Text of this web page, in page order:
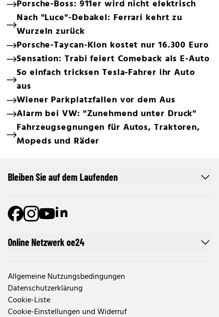
Porsche-Boss: 911er wird nicht elektrisch
Nach "Luce"-Debakel: Ferrari kehrt zu
Wurzeln zurück
Porsche-Taycan-Klon kostet nur 16.300 Euro
Sensation: Trabi feiert Comeback als E-Auto
So einfach tricksen Tesla-Fahrer ihr Auto
aus
Wiener Parkplatzfallen vor dem Aus
Alarm bei VW: "Zunehmend unter Druck"
Fahrzeugsegnungen für Autos, Traktoren,
Mopeds und Räder
Online Netzwerk oe24
Allgemeine Nutzungsbedingungen
Datenschutzerklärung
Cookie-Liste
Cookie-Einstellungen und Widerruf
Bleiben Sie auf dem Laufenden